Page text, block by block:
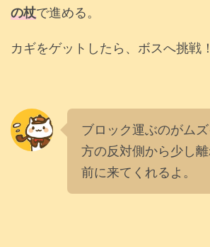
の杖で進める。
カギをゲットしたら、ボスへ挑戦！
ブロック運ぶのがム
方の反対側から少し
前に来てくれるよ。